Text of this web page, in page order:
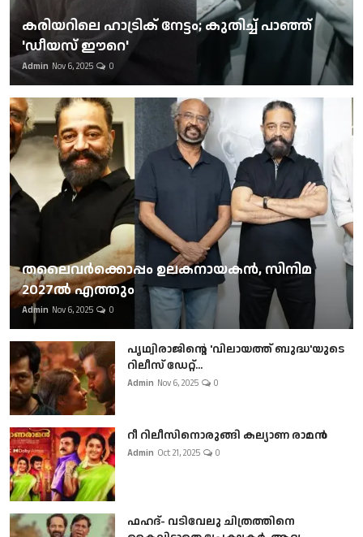
കരിയറിലെ ഹാട്രിക് നേട്ടം; കുതിച്ച് പാഞ്ഞ്
'ഡീയസ് ഈറെ'
Admin Nov 6, 2025 0
തലൈവര്‍ക്കൊപ്പം ഉലകനായകന്‍, സിനിമ
2027ല്‍ എത്തും
Admin Nov 6, 2025 0
പൃഥ്വിരാജിന്റെ 'വിലായത്ത് ബുദ്ധ'യുടെ
റിലീസ് ഡേറ്റ്...
Admin Nov 6, 2025 0
റീ റിലീസിനൊരുങ്ങി കല്യാണ രാമൻ
Admin Oct 21, 2025 0
ഫഹദ്- വടിവേലു ചിത്രത്തിനെ